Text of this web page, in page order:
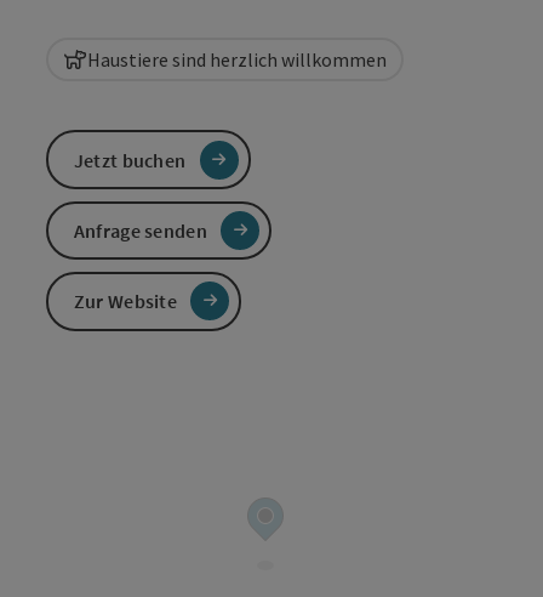
Haustiere sind herzlich willkommen
Jetzt buchen
Anfrage senden
Zur Website